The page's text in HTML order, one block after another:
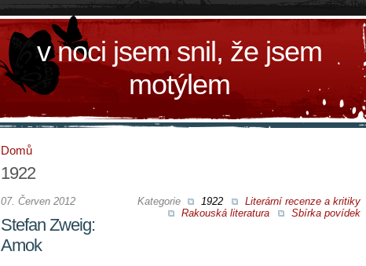
v noci jsem snil, že jsem
motýlem
Domů
1922
Kategorie 1922
Literární recenze a kritiky
Rakouská literatura
Sbírka povídek
07. Červen 2012
Stefan Zweig:
Amok